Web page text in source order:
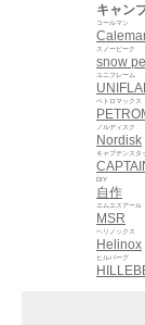
キャン
コールマン
snow
スノーピーク
ユニフレーム
ペトロマックス
Nordisk
ノルディスク
キャプテンスタ
自作
DIY
MSR
エムエスアール
Helinox
ヘリノックス
ヒルバーグ